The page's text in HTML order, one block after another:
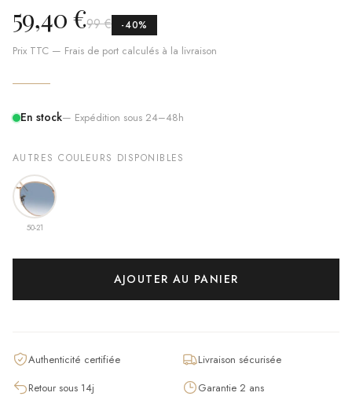
59,40 €99 € -40%
Prix TTC — Frais de port calculés à la livraison
En stock— Expédition sous 24–48h
AUTRES COULEURS DISPONIBLES
50-21
AJOUTER AU PANIER
Authenticité certifiée
Livraison sécurisée
Retour sous 14j
Garantie 2 ans